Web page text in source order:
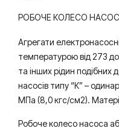
РОБОЧЕ КОЛЕСО
Агрегати
температурою від 273
та інших рідин подібних
насосів типу “К” –
МПа (8,0 кгс/см2).
Робоче колесо насоса